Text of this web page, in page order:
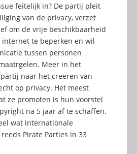
feitelijk in? De partij pleit
van de privacy, verzet
om de vrije beschikbaarheid
internet te beperken en wil
tussen personen
Meer in het
naar het creëren van
op privacy. Het meest
ze promoten is hun voorstel
na 5 jaar af te schaffen.
wat internationale
Pirate Parties in 33